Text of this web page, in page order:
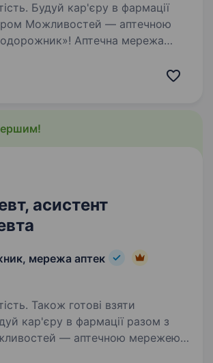
в фармації
Можливостей — аптечною
Аптечна мережа
понад 2000 аптек і
асистент
мережа аптек
Також готові взяти
— аптечною мережею